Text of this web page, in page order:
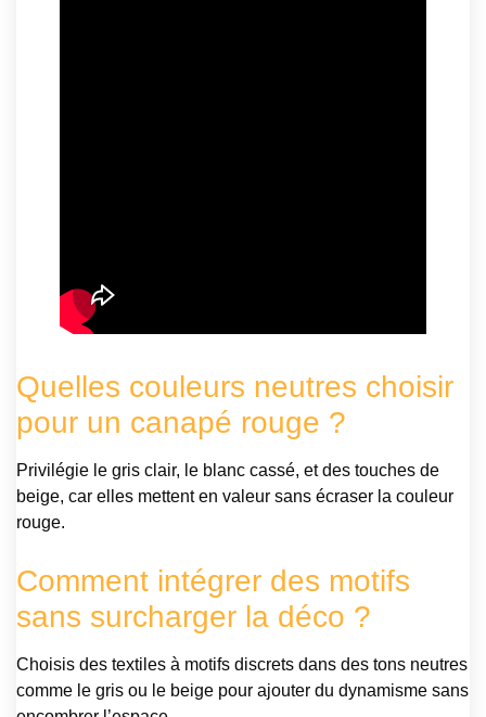
Quelles couleurs neutres choisir
pour un canapé rouge ?
Privilégie le gris clair, le blanc cassé, et des touches de
beige, car elles mettent en valeur sans écraser la couleur
rouge.
Comment intégrer des motifs
sans surcharger la déco ?
Choisis des textiles à motifs discrets dans des tons neutres
comme le gris ou le beige pour ajouter du dynamisme sans